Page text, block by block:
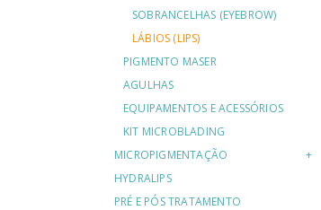
SOBRANCELHAS (EYEBROW)
LÁBIOS (LIPS)
PIGMENTO MASER
AGULHAS
EQUIPAMENTOS E ACESSÓRIOS
KIT MICROBLADING
MICROPIGMENTAÇÃO
HYDRALIPS
PRÉ E PÓS TRATAMENTO